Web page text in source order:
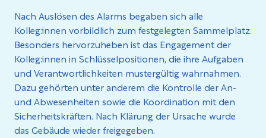
Nach Auslösen des Alarms begaben sich alle
Kolleg:innen vorbildlich zum festgelegten Sammelplatz.
Besonders hervorzuheben ist das Engagement der
Kolleg:innen in Schlüsselpositionen, die ihre Aufgaben
und Verantwortlichkeiten mustergültig wahrnahmen.
Dazu gehörten unter anderem die Kontrolle der An-
und Abwesenheiten sowie die Koordination mit den
Sicherheitskräften. Nach Klärung der Ursache wurde
das Gebäude wieder freigegeben.